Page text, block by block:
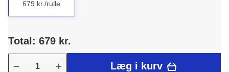
679 kr./rulle
Total: 679 kr.
Læg i kurv